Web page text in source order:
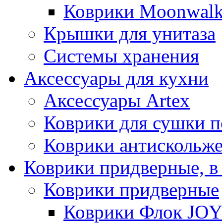
Коврики
Крышки для унитаза
Системы хранения
Аксессуары для кухни
Аксессуары Artex
Коврики для сушки
Коврики
Коврики придверные,
Коврики придверные
Коврики Флок